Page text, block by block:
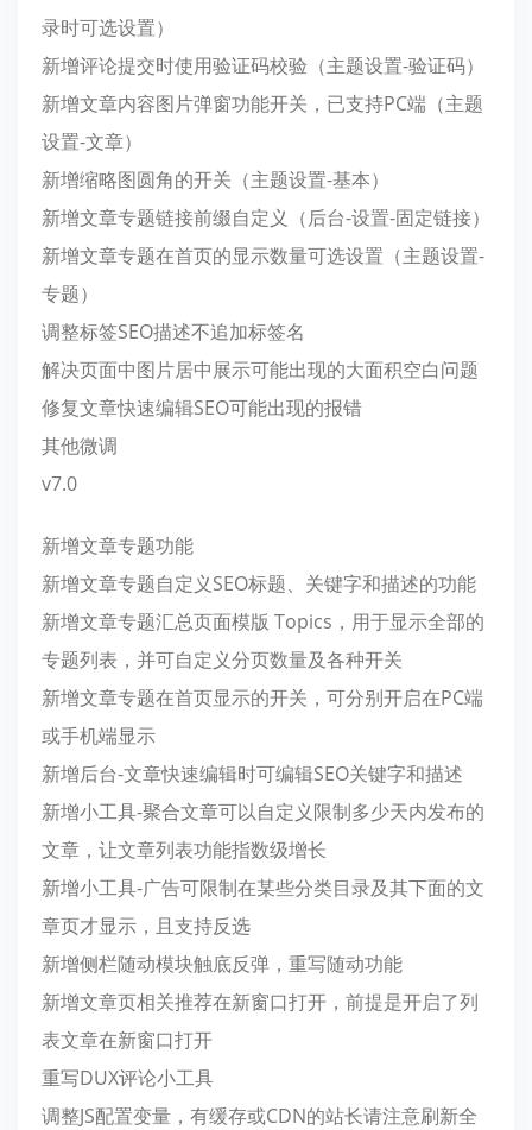
录时可选设置）
新增评论提交时使用验证码校验（主题设置-验证码）
新增文章内容图片弹窗功能开关，已支持PC端（主题
设置-文章）
新增缩略图圆角的开关（主题设置-基本）
新增文章专题链接前缀自定义（后台-设置-固定链接）
新增文章专题在首页的显示数量可选设置（主题设置-
专题）
调整标签SEO描述不追加标签名
解决页面中图片居中展示可能出现的大面积空白问题
修复文章快速编辑SEO可能出现的报错
其他微调
v7.0
新增文章专题功能
新增文章专题自定义SEO标题、关键字和描述的功能
新增文章专题汇总页面模版 Topics，用于显示全部的
专题列表，并可自定义分页数量及各种开关
新增文章专题在首页显示的开关，可分别开启在PC端
或手机端显示
新增后台-文章快速编辑时可编辑SEO关键字和描述
新增小工具-聚合文章可以自定义限制多少天内发布的
文章，让文章列表功能指数级增长
新增小工具-广告可限制在某些分类目录及其下面的文
章页才显示，且支持反选
新增侧栏随动模块触底反弹，重写随动功能
新增文章页相关推荐在新窗口打开，前提是开启了列
表文章在新窗口打开
重写DUX评论小工具
调整JS配置变量，有缓存或CDN的站长请注意刷新全